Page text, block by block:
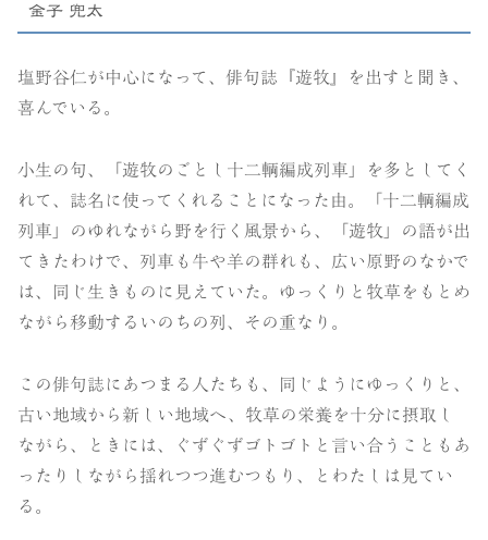
金子 兜太
塩野谷仁が中心になって、俳句誌『遊牧』を出すと聞き、
喜んでいる。
小生の句、「遊牧のごとし十二輌編成列車」を多としてく
れて、誌名に使ってくれることになった由。「十二輌編成
列車」のゆれながら野を行く風景から、「遊牧」の語が出
てきたわけで、列車も牛や羊の群れも、広い原野のなかで
は、同じ生きものに見えていた。ゆっくりと牧草をもとめ
ながら移動するいのちの列、その重なり。
この俳句誌にあつまる人たちも、同じようにゆっくりと、
古い地域から新しい地域へ、牧草の栄養を十分に摂取し
ながら、ときには、ぐずぐずゴトゴトと言い合うこともあ
ったりしながら揺れつつ進むつもり、とわたしは見てい
る。